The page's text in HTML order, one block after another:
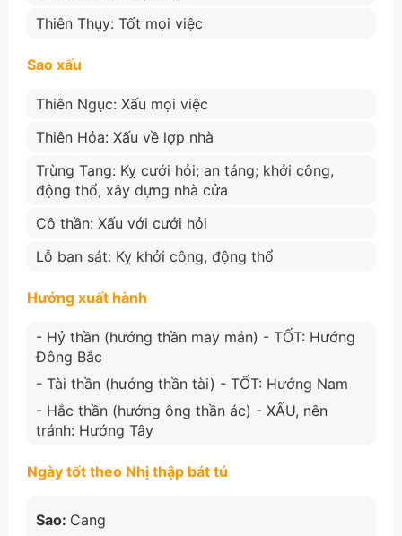
Thiên Thụy: Tốt mọi việc
Sao xấu
Thiên Ngục: Xấu mọi việc
Thiên Hỏa: Xấu về lợp nhà
Trùng Tang: Kỵ cưới hỏi; an táng; khởi công,
động thổ, xây dựng nhà cửa
Cô thần: Xấu với cưới hỏi
Lỗ ban sát: Kỵ khởi công, động thổ
Hướng xuất hành
- Hỷ thần (hướng thần may mắn) - TỐT: Hướng
Đông Bắc
- Tài thần (hướng thần tài) - TỐT: Hướng Nam
- Hắc thần (hướng ông thần ác) - XẤU, nên
tránh: Hướng Tây
Ngày tốt theo Nhị thập bát tú
Sao: Cang